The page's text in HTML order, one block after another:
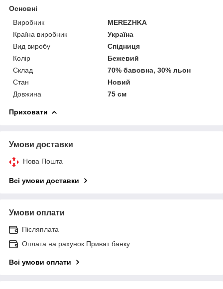
Основні
Виробник
MEREZHKA
Країна виробник
Україна
Вид виробу
Спідниця
Колір
Бежевий
Склад
70% бавовна, 30% льон
Стан
Новий
Довжина
75 см
Приховати
Умови доставки
Нова Пошта
Всі умови доставки
Умови оплати
Післяплата
Оплата на рахунок Приват банку
Всі умови оплати